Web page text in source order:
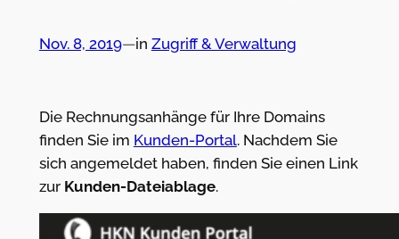
Nov. 8, 2019—in Zugriff & Verwaltung
Die Rechnungsanhänge für Ihre Domains
finden Sie im Kunden-Portal. Nachdem Sie
sich angemeldet haben, finden Sie einen Link
zur Kunden-Dateiablage.